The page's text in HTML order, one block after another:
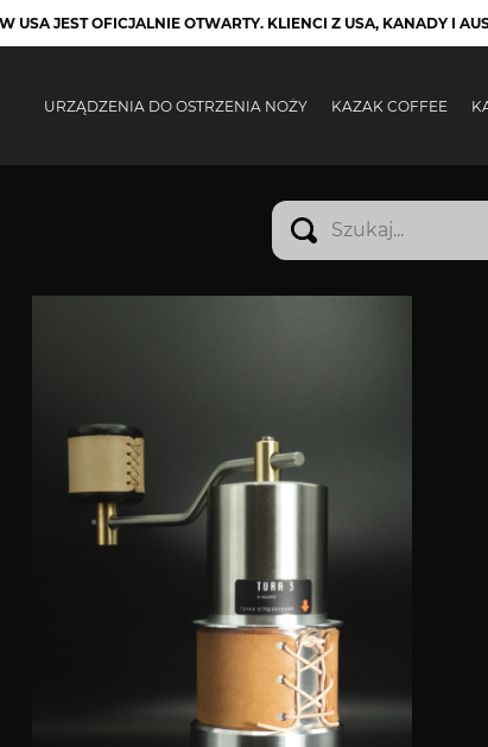
USA JEST OFICJALNIE OTWARTY. KLIENCI Z USA, KANADY I
URZĄDZENIA DO OSTRZENIA NOŻY KAZAK COFFEE